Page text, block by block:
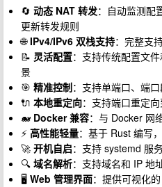
🔄 动态 NAT 转发：自动监测配
更新转发规则
🌐IPv4/IPv6 双栈支持：完整支
📝 灵活配置：支持传统配置文
景
🎯 精准控制：支持单端口、端
🔌 本地重定向：支持端口重定
🐋 Docker 兼容：与 Docker 网
⚡ 高性能轻量：基于 Rust 编写
🚀 开机自启：支持 systemd 服
🔍 域名解析：支持域名和 IP 地
🖥️ Web 管理界面：提供可视化